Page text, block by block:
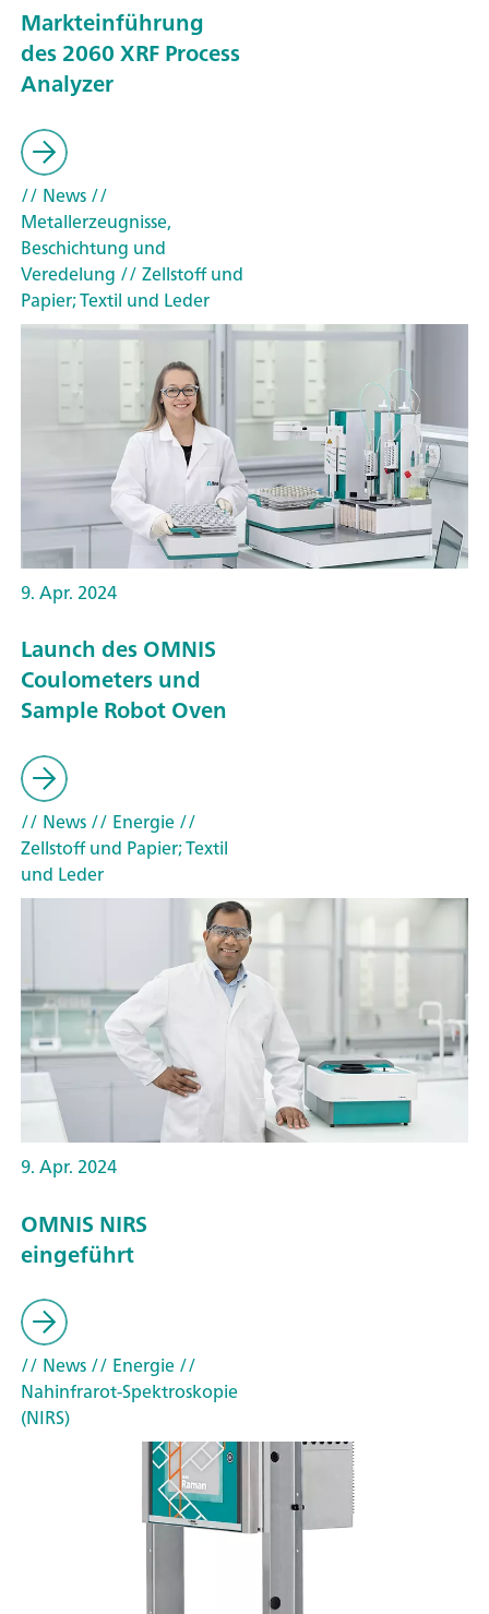
Markteinführung
des 2060 XRF Process
Analyzer
// News//
Metallerzeugnisse,
Beschichtung und
Veredelung // Zellstoff und
Papier; Textil und Leder
9. Apr. 2024
Launch des OMNIS
Coulometers und
Sample Robot Oven
// News// Energie//
Zellstoff und Papier; Textil
und Leder
9. Apr. 2024
OMNIS NIRS
eingeführt
// News// Energie//
Nahinfrarot-Spektroskopie
(NIRS)